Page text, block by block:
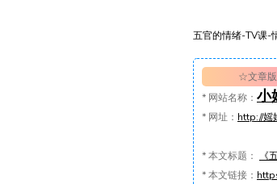
五官的情绪-TV课-
☆文章
* 网站名称： 小
* 网址： http://媱
*本文标题：
《
*本文链接：